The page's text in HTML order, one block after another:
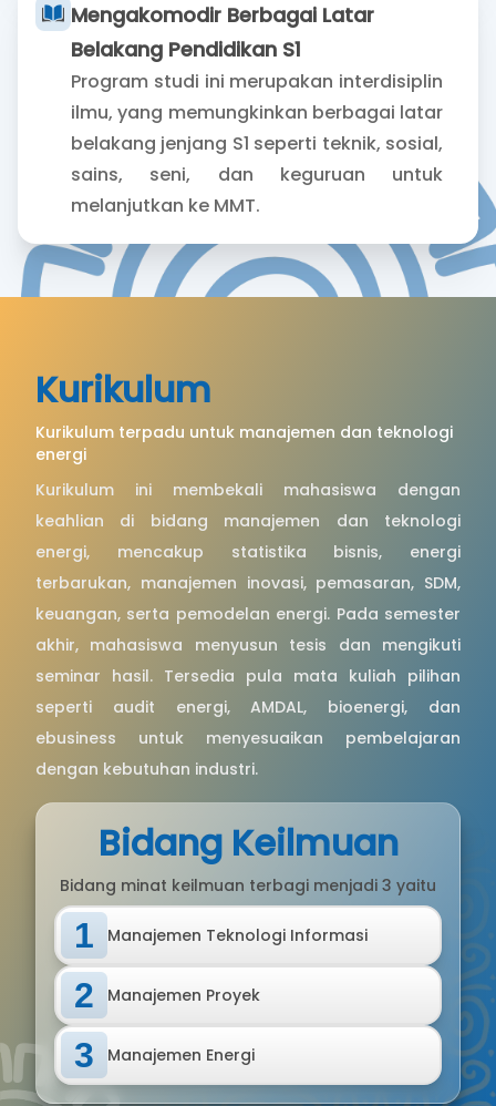
Mengakomodir Berbagai Latar
Belakang Pendidikan S1
Program studi ini merupakan interdisiplin
ilmu, yang memungkinkan berbagai latar
belakang jenjang S1 seperti teknik, sosial,
sains, seni, dan keguruan untuk
melanjutkan ke MMT.
Kurikulum
Kurikulum terpadu untuk manajemen dan teknologi
energi
Kurikulum ini membekali mahasiswa dengan
keahlian di bidang manajemen dan teknologi
energi, mencakup statistika bisnis, energi
terbarukan, manajemen inovasi, pemasaran, SDM,
keuangan, serta pemodelan energi. Pada semester
akhir, mahasiswa menyusun tesis dan mengikuti
seminar hasil. Tersedia pula mata kuliah pilihan
seperti audit energi, AMDAL, bioenergi, dan
ebusiness untuk menyesuaikan pembelajaran
dengan kebutuhan industri.
Bidang Keilmuan
Bidang minat keilmuan terbagi menjadi 3 yaitu
1 Manajemen Teknologi Informasi
2 Manajemen Proyek
3 Manajemen Energi